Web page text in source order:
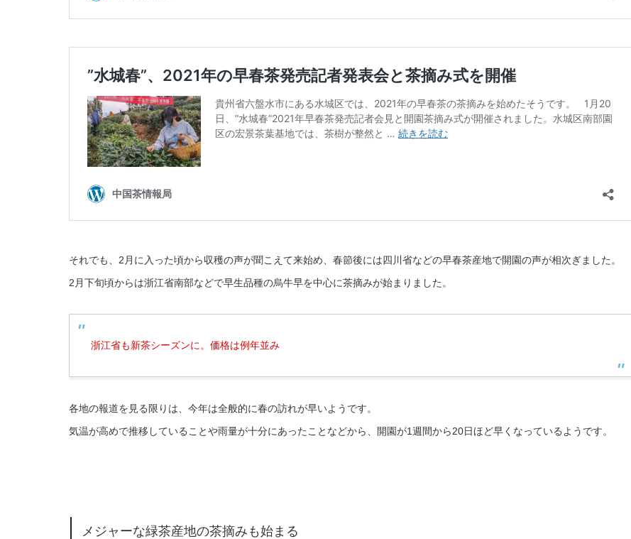
それでも、2月に入った頃から収穫の声が聞こえて来始め、春節後には四川省などの早春茶産地で開園の声が相次ぎました。
2月下旬頃からは浙江省南部などで早生品種の烏牛早を中心に茶摘みが始まりました。
浙江省も新茶シーズンに。価格は例年並み
各地の報道を見る限りは、今年は全般的に春の訪れが早いようです。
気温が高めで推移していることや雨量が十分にあったことなどから、開園が1週間から20日ほど早くなっているようです。
メジャーな緑茶産地の茶摘みも始まる